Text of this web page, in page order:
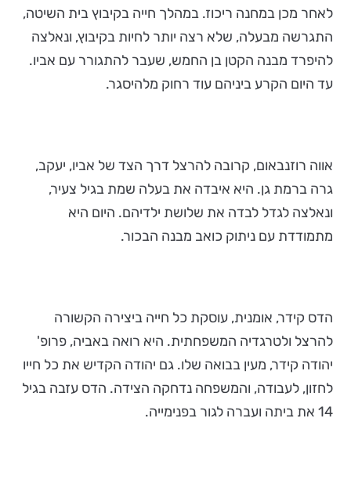
לאחר מכן במחנה ריכוז. במהלך חייה בקיבוץ בית השיטה,
התגרשה מבעלה, שלא רצה יותר לחיות בקיבוץ, ונאלצה
להיפרד מבנה הקטן בן החמש, שעבר להתגורר עם אביו.
עד היום הקרע ביניהם עוד רחוק מלהיסגר.
אווה רוזנבאום, קרובה להרצל דרך הצד של אביו, יעקב,
גרה ברמת גן. היא איבדה את בעלה שמת בגיל צעיר,
ונאלצה לגדל לבדה את שלושת ילדיהם. היום היא
מתמודדת עם ניתוק כואב מבנה הבכור.
הדס קידר, אומנית, עוסקת כל חייה ביצירה הקשורה
להרצל ולטרגדיה המשפחתית. היא רואה באביה, פרופ'
יהודה קידר, מעין בבואה שלו. גם יהודה הקדיש את כל חייו
לחזון, לעבודה, והמשפחה נדחקה הצידה. הדס עזבה בגיל
14 את ביתה ועברה לגור בפנימייה.